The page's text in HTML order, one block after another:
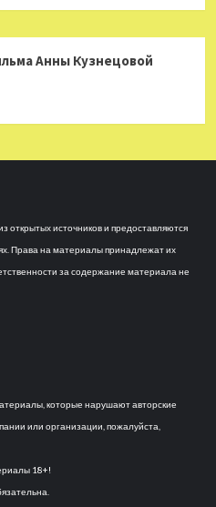
Анны Кузнецовой
открытых источников и предоставляются
Права на материалы принадлежат их
за содержание материала не
которые нарушают авторские
или организации, пожалуйста,
18+!